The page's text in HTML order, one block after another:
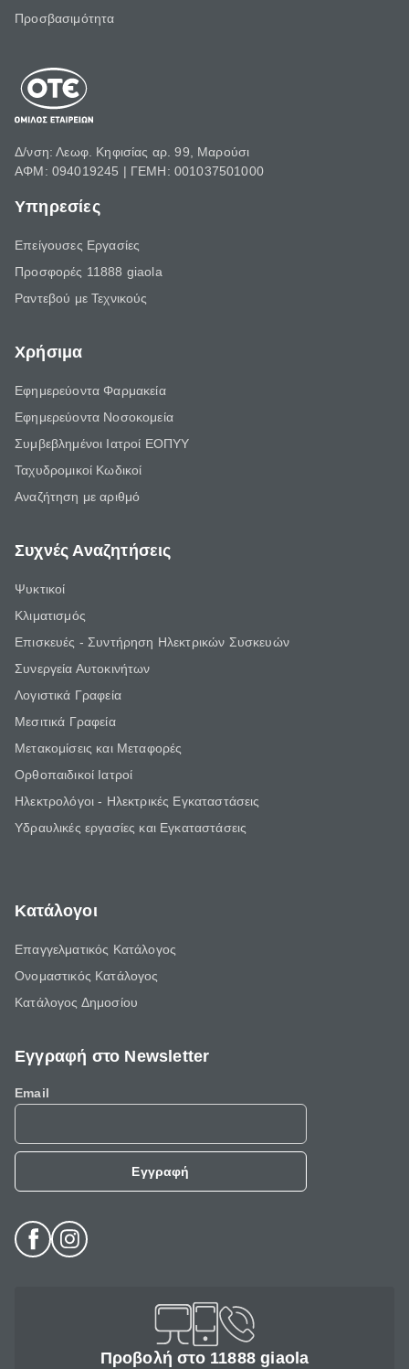
Προσβασιμότητα
Δ/νση: Λεωφ. Κηφισίας αρ. 99, Μαρούσι
ΑΦΜ: 094019245 | ΓΕΜΗ: 001037501000
Υπηρεσίες
Επείγουσες Εργασίες
Προσφορές 11888 giaola
Ραντεβού με Τεχνικούς
Χρήσιμα
Εφημερεύοντα Φαρμακεία
Εφημερεύοντα Νοσοκομεία
Συμβεβλημένοι Ιατροί ΕΟΠΥΥ
Ταχυδρομικοί Κωδικοί
Αναζήτηση με αριθμό
Συχνές Αναζητήσεις
Ψυκτικοί
Κλιματισμός
Επισκευές - Συντήρηση Ηλεκτρικών Συσκευών
Συνεργεία Αυτοκινήτων
Λογιστικά Γραφεία
Μεσιτικά Γραφεία
Μετακομίσεις και Μεταφορές
Ορθοπαιδικοί Ιατροί
Ηλεκτρολόγοι - Ηλεκτρικές Εγκαταστάσεις
Υδραυλικές εργασίες και Εγκαταστάσεις
Κατάλογοι
Επαγγελματικός Κατάλογος
Ονομαστικός Κατάλογος
Κατάλογος Δημοσίου
Εγγραφή στο Newsletter
Email
Εγγραφή
Προβολή στο 11888 giaola